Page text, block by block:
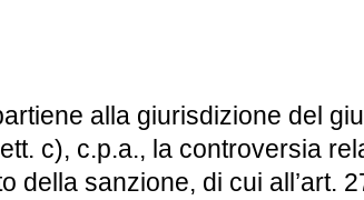
alla giurisdizione del
c), c.p.a., la controversia
della sanzione, di cui all’art.